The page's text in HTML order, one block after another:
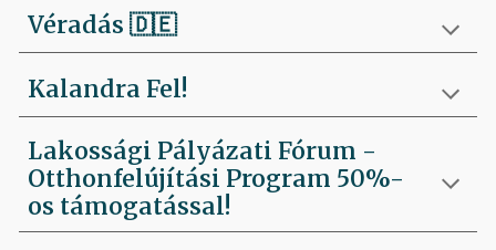
Véradás🇩🇪
Kalandra Fel!
Lakossági Pályázati Fórum -
Otthonfelújítási Program 50%-
os támogatással!